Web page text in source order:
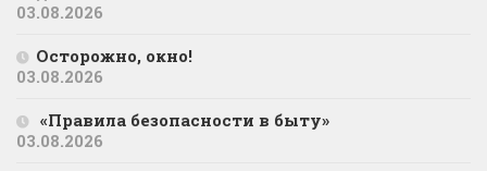
03.08.2026
Осторожно, окно!
03.08.2026
«Правила безопасности в быту»
03.08.2026